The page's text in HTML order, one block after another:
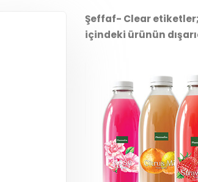
Şeffaf- Clear
içindeki ürünün